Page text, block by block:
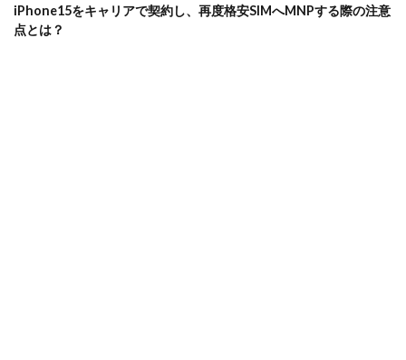
iPhone15をキャリアで契約し、再度格安SIMへMNPする際の注意
点とは？